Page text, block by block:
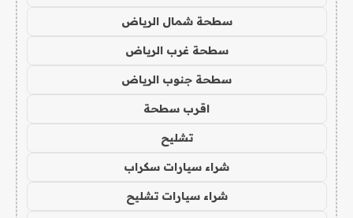
سطحة شمال الرياض
سطحة غرب الرياض
سطحة جنوب الرياض
اقرب سطحة
تشليح
شراء سيارات سكراب
شراء سيارات تشليح